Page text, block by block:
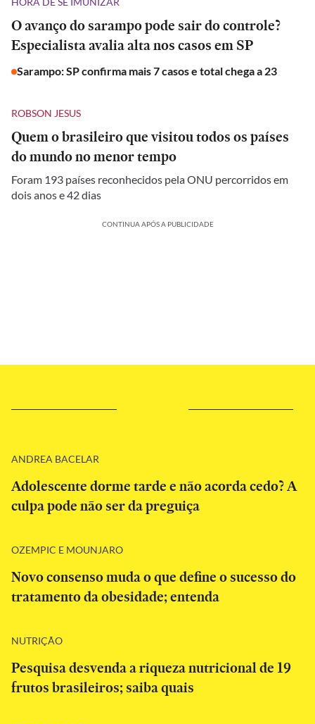
O avanço do sarampo pode sair do controle?
Especialista avalia alta nos casos em SP
Sarampo: SP confirma mais 7 casos e total chega a 23
ROBSON JESUS
Quem o brasileiro que visitou todos os países
do mundo no menor tempo
Foram 193 países reconhecidos pela ONU percorridos em
dois anos e 42 dias
CONTINUA APÓS A PUBLICIDADE
ANDREA BACELAR
Adolescente dorme tarde e não acorda cedo? A
culpa pode não ser da preguiça
OZEMPIC E MOUNJARO
Novo consenso muda o que define o sucesso do
tratamento da obesidade; entenda
NUTRIÇÃO
Pesquisa desvenda a riqueza nutricional de 19
frutos brasileiros; saiba quais